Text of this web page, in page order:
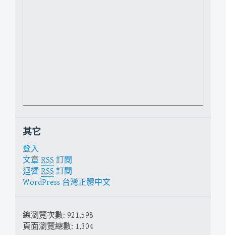
其它
登入
文章 RSS 訂閱
迴響 RSS 訂閱
WordPress 台灣正體中文
總瀏覽次數: 921,598
頁面瀏覽總數: 1,304